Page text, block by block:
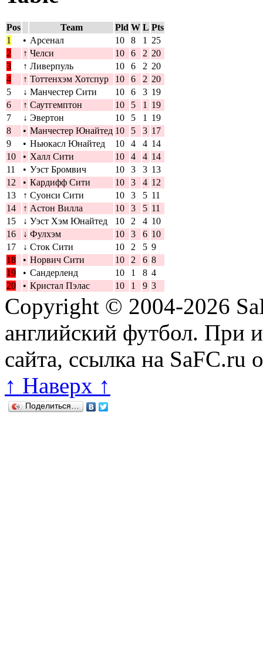
Pos Team Pld W L Pts
1
• Арсенал 10 8 1
25
2
↑ Челси 10 6 2 20
3
↑ Ливерпуль 10 6 2 20
4
↑ Тоттенхэм Хотспур 10 6 2 20
5
↓ Манчестер Сити 10 6 3 19
6
↑ Саутгемптон 10 5 1
19
7
↓ Эвертон 10 5 1
19
8
• Манчестер Юнайтед 10 5 3 17
9
• Ньюкасл Юнайтед 10 4 4 14
10
• Халл Сити 10 4 4 14
11
• Уэст Бромвич 10 3 3 13
12
• Кардифф Сити 10 3 4 12
13
↑ Суонси Сити 10 3 5 11
14
↑ Астон Вилла 10 3 5 11
15
↓ Уэст Хэм Юнайтед 10 2 4 10
16
↓ Фулхэм 10 3 6 10
17
↓ Сток Сити 10 2 5 9
18
• Норвич Сити 10 2 6 8
19
• Сандерленд 10 1 8 4
20
• Кристал Пэлас 10 1 9 3
Copyright © 2004-2026
английский футбол. При
сайта, ссылка на SaFC.ru
↑ Наверх ↑
Поделиться…